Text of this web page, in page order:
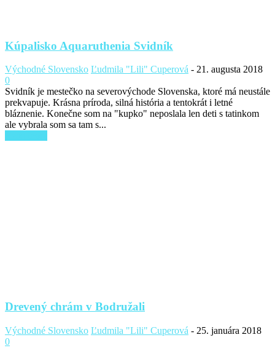
Kúpalisko Aquaruthenia Svidník
Východné Slovensko Ľudmila "Lili" Cuperová - 21. augusta 2018
0
Svidník je mestečko na severovýchode Slovenska, ktoré má neustále
prekvapuje. Krásna príroda, silná história a tentokrát i letné
bláznenie. Konečne som na "kupko" neposlala len deti s tatinkom
ale vybrala som sa tam s...
Drevený chrám v Bodružali
Východné Slovensko Ľudmila "Lili" Cuperová - 25. januára 2018
0